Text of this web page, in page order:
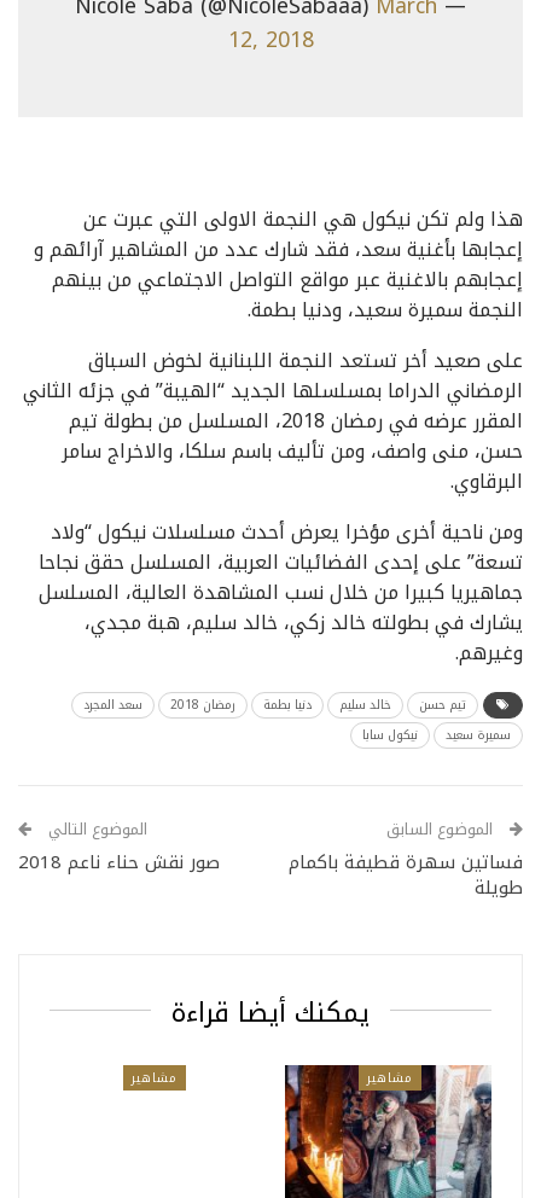
12, 2018
هذا ولم تكن نيكول هي النجمة الاولى التي عبرت عن
إعجابها بأغنية سعد، فقد شارك عدد من المشاهير آرائهم و
إعجابهم بالاغنية عبر مواقع التواصل الاجتماعي من بينهم
النجمة سميرة سعيد، ودنيا بطمة.
على صعيد أخر تستعد النجمة اللبنانية لخوض السباق
الرمضاني الدراما بمسلسلها الجديد “الهيبة” في جزئه الثاني
المقرر عرضه في رمضان 2018، المسلسل من بطولة تيم
حسن، منى واصف، ومن تأليف باسم سلكا، والاخراج سامر
البرقاوي.
ومن ناحية أخرى مؤخرا يعرض أحدث مسلسلات نيكول “ولاد
تسعة” على إحدى الفضائيات العربية، المسلسل حقق نجاحا
جماهيريا كبيرا من خلال نسب المشاهدة العالية، المسلسل
يشارك في بطولته خالد زكي، خالد سليم، هبة مجدي،
وغيرهم.
تيم حسن خالد سليم دنيا بطمة رمضان 2018
سعد المجرد
سميرة سعيد
نيكول سابا
الموضوع السابق
فساتين سهرة قطيفة باكمام
طويلة
الموضوع التالي
صور نقش حناء ناعم 2018
يمكنك أيضا قراءة
مشاهير مشاهير